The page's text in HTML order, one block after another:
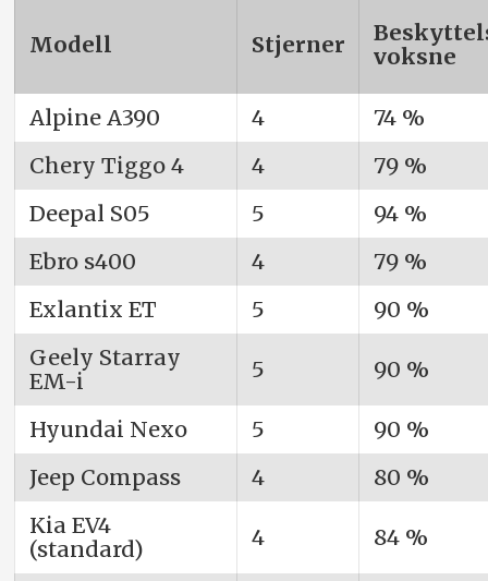
Modell Stjerner
voksne
Alpine A390 4
74 %
Chery Tiggo 4
4
79 %
Deepal S05
5
94 %
Ebro s400
4
79 %
Exlantix ET
5
90 %
Geely Starray
EM-i
5 90 %
Hyundai Nexo 5
90 %
Jeep Compass
4
80 %
Kia EV4
(standard)
4 84 %